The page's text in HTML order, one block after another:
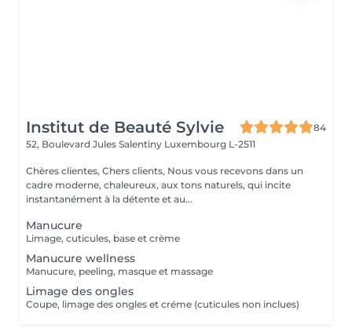
Institut de Beauté Sylvie
84
52, Boulevard Jules Salentiny Luxembourg L-2511
Chères clientes, Chers clients, Nous vous recevons dans un
cadre moderne, chaleureux, aux tons naturels, qui incite
instantanément à la détente et au...
Manucure
Limage, cuticules, base et crème
Manucure wellness
Manucure, peeling, masque et massage
Limage des ongles
Coupe, limage des ongles et créme (cuticules non inclues)